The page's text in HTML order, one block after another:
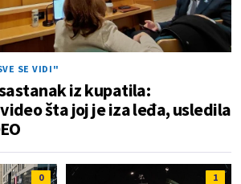
SE VIDI"
iz kupatila:
šta joj je iza leđa, usledila
0 1